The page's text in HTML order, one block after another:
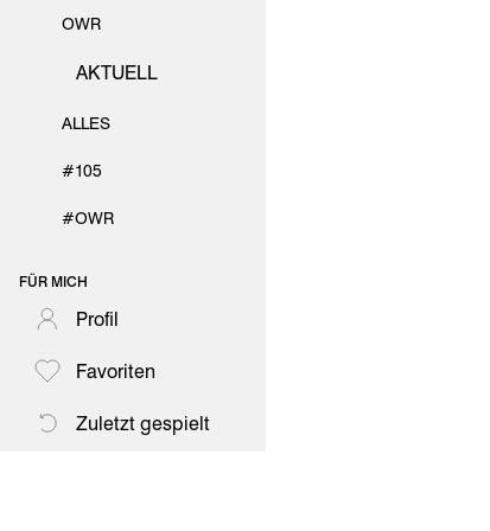
OWR
AKTUELL
ALLES
#105
#OWR
FÜR MICH
Profil
Favoriten
Zuletzt gespielt